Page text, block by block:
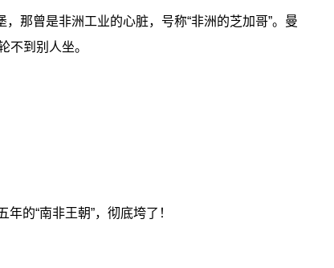
那曾是非洲工业的心脏，号称“非洲的芝加哥”。曼
不到别人坐。
的“南非王朝”，彻底垮了！